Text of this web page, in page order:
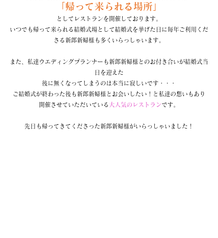
「帰って来られる場所」
としてレストランを開催しております。
いつでも帰って来られる結婚式場として結婚式を挙げた日に毎年ご利用くだ
さる新郎新婦様も多くいらっしゃいます。
また、私達ウエディングプランナーも新郎新婦様とのお付き合いが結婚式当
日を迎えた
後に無くなってしまうのは本当に寂しいです・・・
ご結婚式が終わった後も新郎新婦様とお会いしたい！と私達の想いもあり
開催させていただいている 大人気のレストランです。
先日も帰ってきてくださった新郎新婦様がいらっしゃいました！